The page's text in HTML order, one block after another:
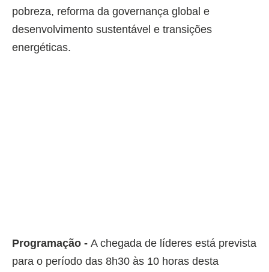
pobreza, reforma da governança global e
desenvolvimento sustentável e transições
energéticas.
Programação - A chegada de líderes está prevista
para o período das 8h30 às 10 horas desta